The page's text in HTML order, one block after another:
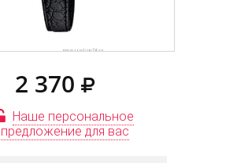
2 370
Наше персональное
предложение для вас